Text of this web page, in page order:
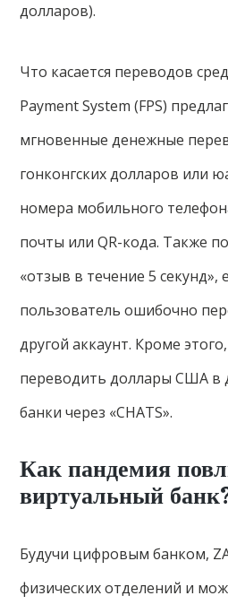
долларов).
Что касается переводов
Payment System (FPS)
мгновенные денежные
гонконгских долларов или
номера мобильного
почты или QR-кода. Также
«отзыв в течение 5 секунд»,
пользователь ошибочно
другой аккаунт. Кроме
переводить доллары США в
банки через «CHATS».
Как пандемия
виртуальный
Будучи цифровым банком,
физических отделений и